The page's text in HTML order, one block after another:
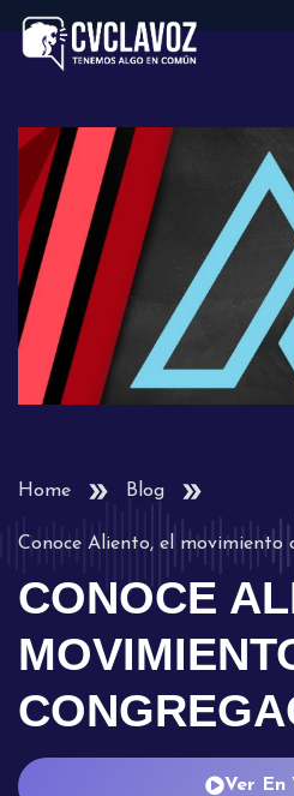
Home Blog
Conoce Aliento, el movimiento
CONOCE
Ver En